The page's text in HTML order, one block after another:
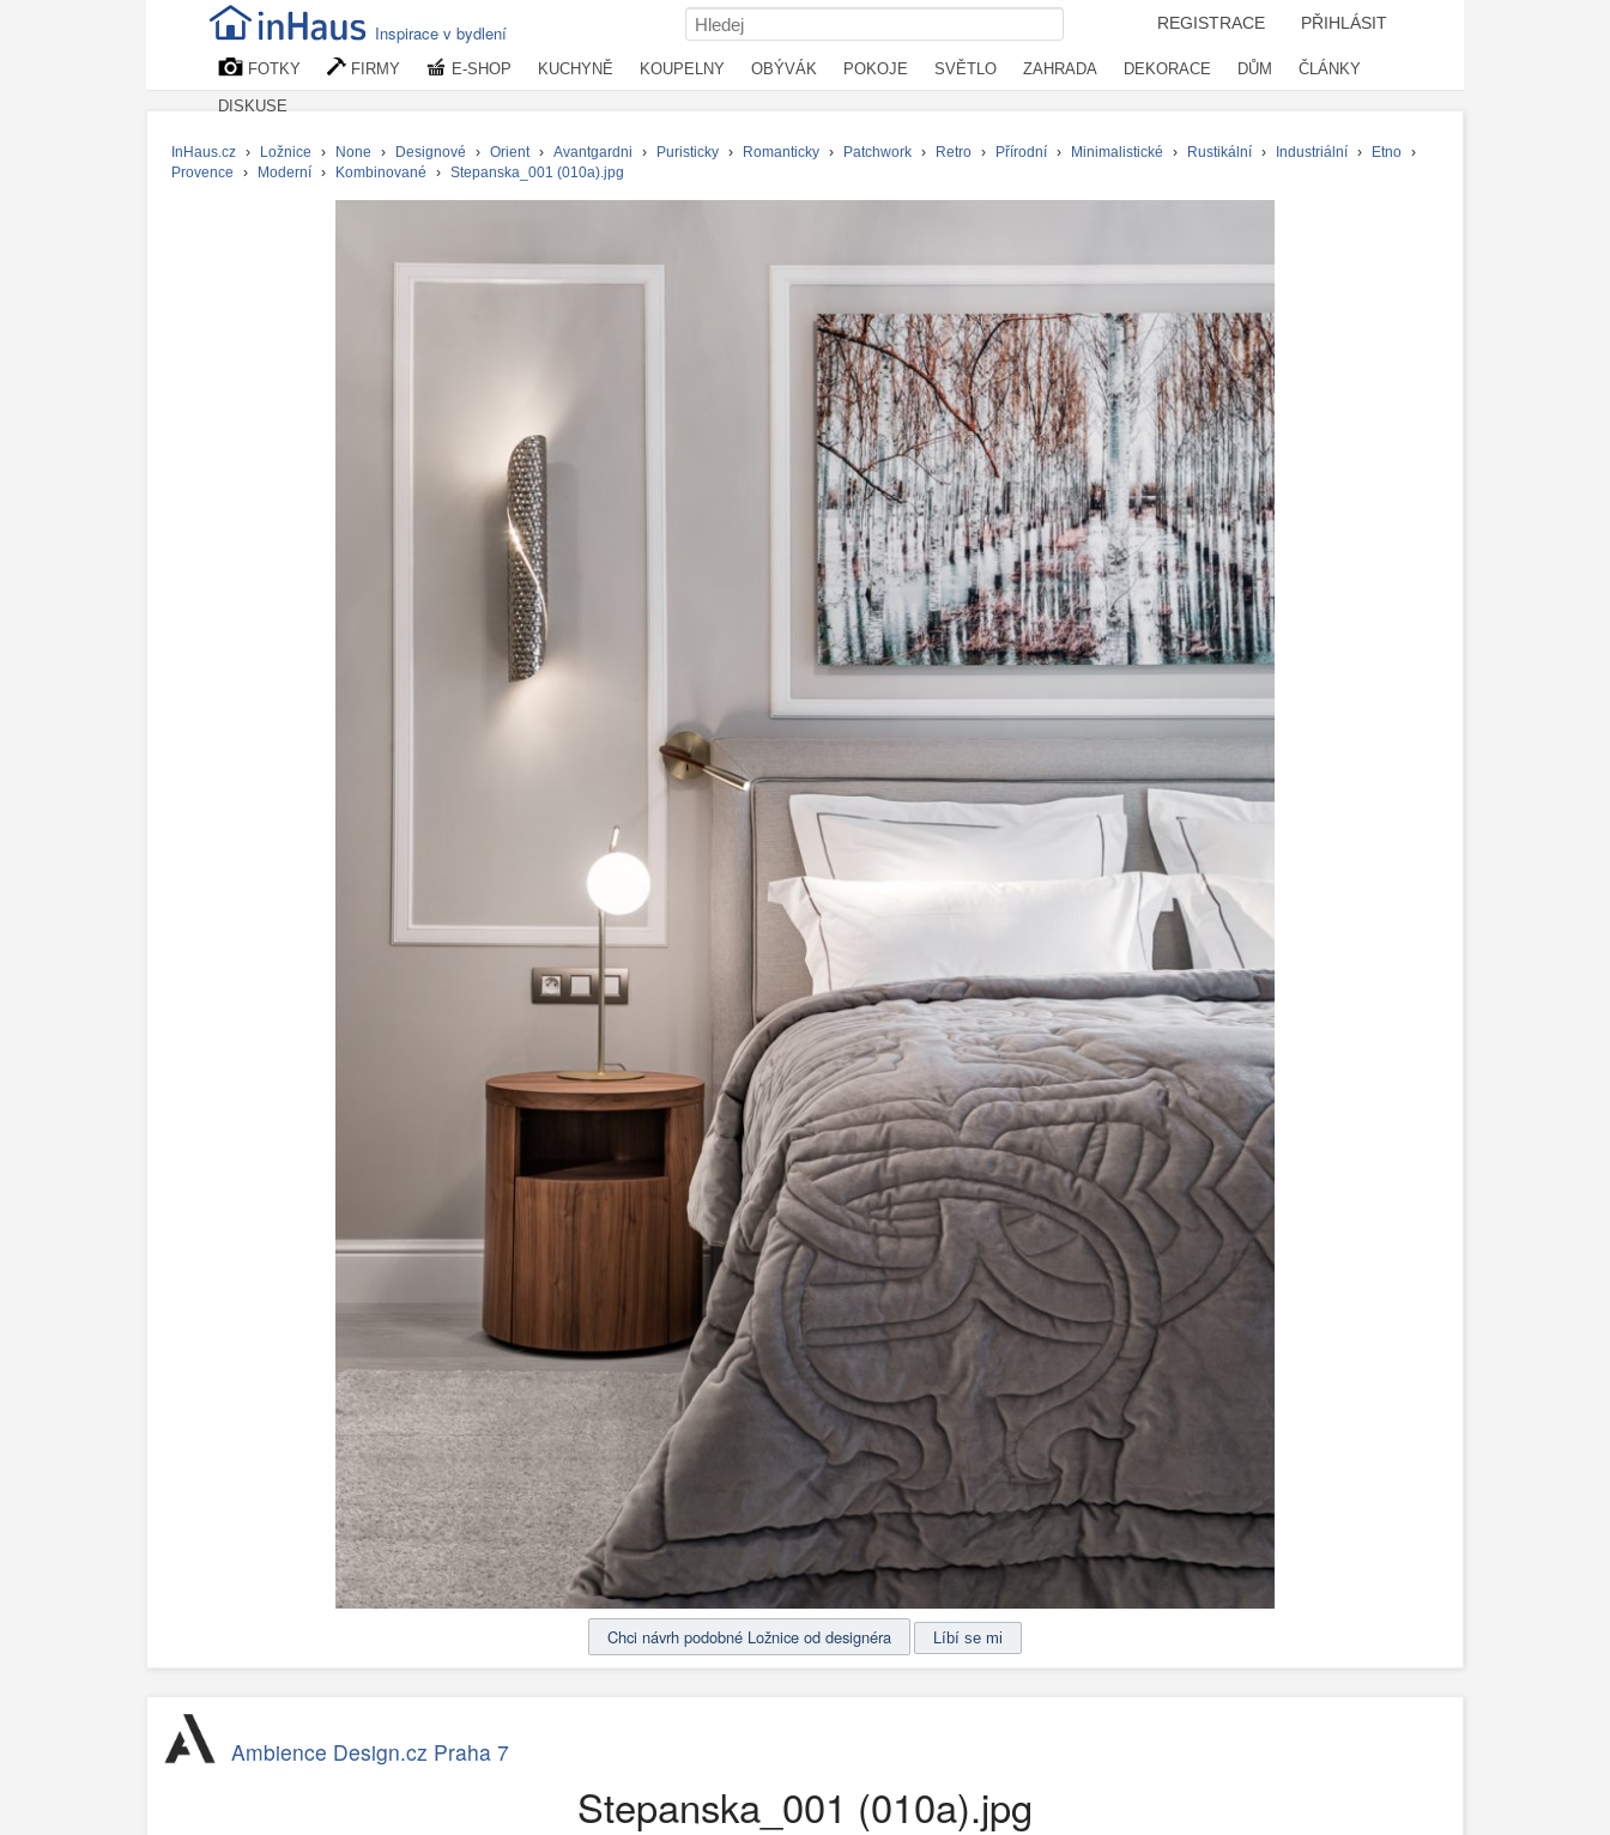
Inspirace v bydlení REGISTRACE PŘIHLÁSIT
FOTKY FIRMY E-SHOP KUCHYNĚ KOUPELNY OBÝVÁK POKOJE SVĚTLO ZAHRADA DEKORACE DŮM ČLÁNKY
DISKUSE
InHaus.cz › Ložnice › None › Designové › Orient › Avantgardni › Puristicky › Romanticky › Patchwork › Retro › Přírodní › Minimalistické › Rustikální › Industriální › Etno
›
Provence
› Moderní › Kombinované › Stepanska_001 (010a).jpg
Chci návrh podobné Ložnice od designéra
Ambience Design.cz Praha 7
Stepanska_001 (010a).jpg